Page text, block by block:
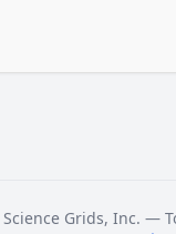
Grids, Inc. —